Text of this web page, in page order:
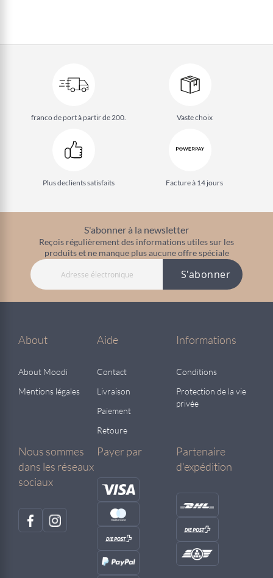
franco de port à partir de 200. Vaste choix
Plus declients satisfaits Facture à 14 jours
S'abonner à la newsletter
Reçois régulièrement des informations utiles sur les
produits et ne manque plus aucune offre spéciale
S'abonner
About
About Moodi
Mentions légales
Aide
Contact
Livraison
Paiement
Retoure
Informations
Conditions
Protection de la vie
privée
Nous sommes
dans les réseaux
sociaux
Payer par
Partenaire
d'expédition